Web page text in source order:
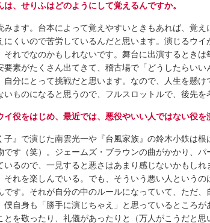
は、せりふはどのようにして覚えるんですか。
ます。台本によって覚えやすいときもあれば、覚え
にくいので苦労しているんだと思います。演じるウ
それでなのかもしれないです。舞台に出演するとき
要素がたくさん出てきて、稽古場で「どうしたらい
自分にとって挑戦だと思います。なので、人生を懸
いものになると思うので、フルスロットルで、後先を
イ役をはじめ、最近では、悪役やいい人ではない役を
』で演じた南雲光一や『台風家族』の鈴木小鉄は根
です（笑）。ジェームズ・ブラウンの曲がかかり、
いるので、一見すると悪さはあまり感じないかもし
それを楽しんでいる。でも、そういう悪い人という
です。それが自分の中のルールになっていて、ただ
僕自身も「勝手に演じちゃえ」と思っているところが
とを敬ったり、礼儀があったりと（万人がこうだと思